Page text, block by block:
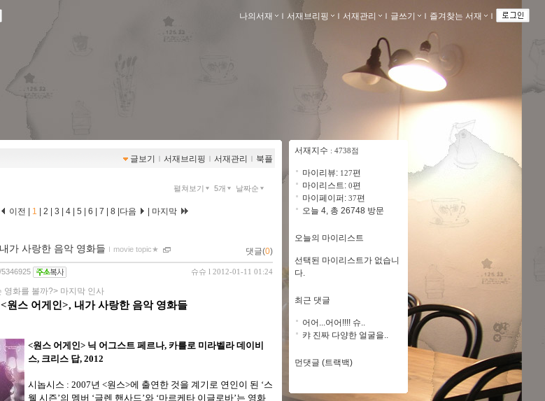
나의서재 ｌ 서재브리핑 ｌ 서재관리 ｌ 글쓰기 ｌ 즐겨찾는 서재 ｌ
글보기 ｌ 서재브리핑 ｌ 서재관리 ｌ 북플
펼쳐보기 5개 날짜순
이전 | 1 2 3 4 5 6 7 8 다음 마지막
가 사랑한 음악 영화들 ｌ movie topic★ 댓글(0)
슈슈 l 2012-01-11 01:24
영화를 볼까?> 마지막 인사
원스 어게인>, 내가 사랑한 음악 영화들
<원스 어게인> 닉 어그스트 페르나, 카를로 미라벨라 데이비
스, 크리스 답, 2012
시놉시스 : 2007년 <원스>에 출연한 것을 계기로 연인이 된 ‘스
웰 시즌’의 멤버 ‘글렌 핸사드’와 ‘마르케타 이글로바’는 영화
서재지수 : 4738점
마이리뷰: 127편
마이리스트: 0편
마이페이퍼: 37편
오늘 4, 총 26748 방문
오늘의 마이리스트
선택된 마이리스트가 없습니
다.
최근 댓글
어어...어어!!!! 슈..
캬 진짜 다양한 얼굴을..
먼댓글 (트랙백)